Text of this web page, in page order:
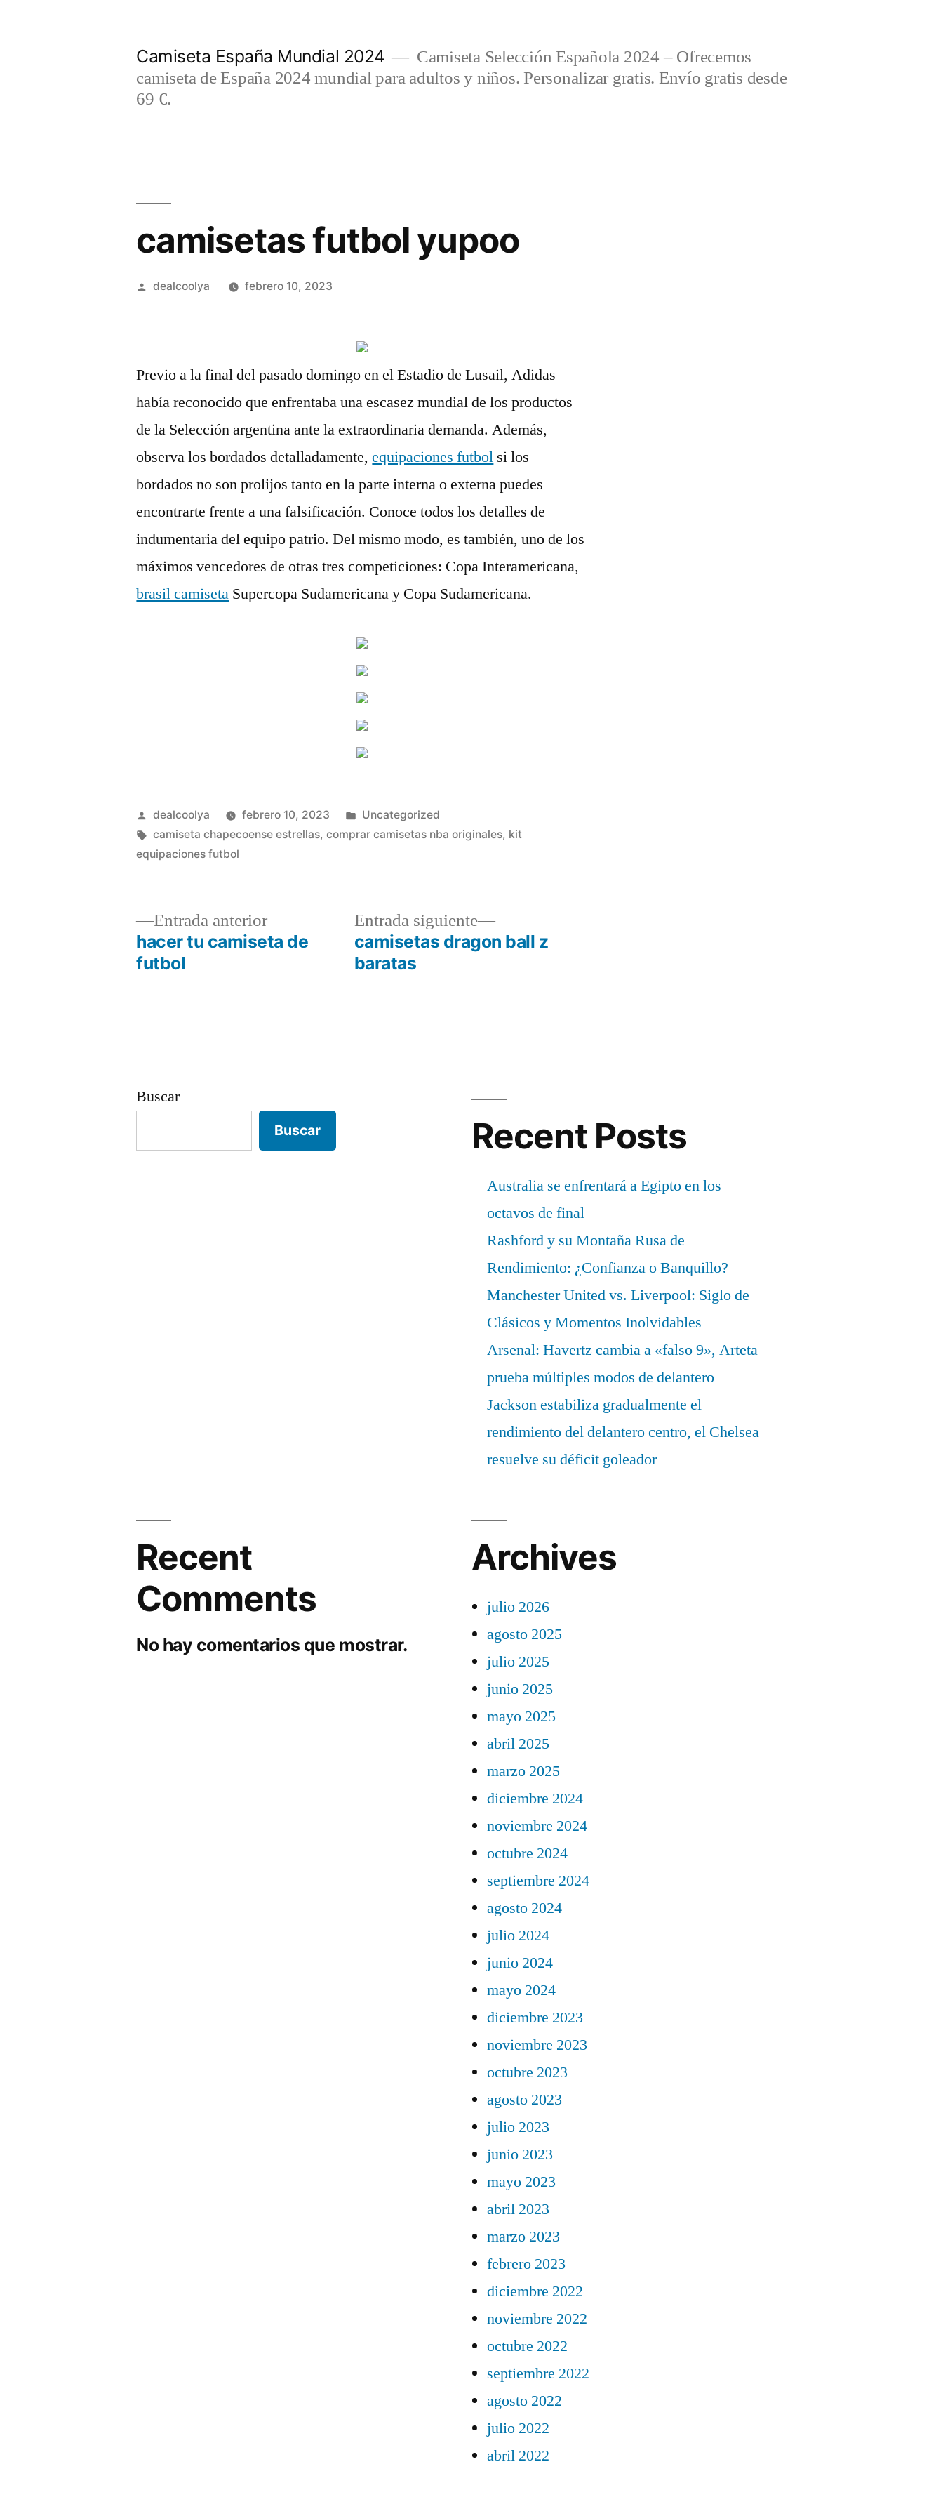
Camiseta España Mundial 2024
Camiseta Selección Española 2024 – Ofrecemos
camiseta de España 2024 mundial para adultos y niños. Personalizar gratis. Envío gratis desde
69 €.
camisetas futbol yupoo
Publicado
dealcoolya febrero 10, 2023
Previo a la final del pasado domingo en el Estadio de Lusail, Adidas
había reconocido que enfrentaba una escasez mundial de los productos
de la Selección argentina ante la extraordinaria demanda. Además,
observa los bordados detalladamente,equipaciones futbol si los
bordados no son prolijos tanto en la parte interna o externa puedes
encontrarte frente a una falsificación. Conoce todos los detalles de
indumentaria del equipo patrio. Del mismo modo, es también, uno de los
máximos vencedores de otras tres competiciones: Copa Interamericana,
brasil camiseta Supercopa Sudamericana y Copa Sudamericana.
Publicado
por
dealcoolya febrero 10, 2023
Publicado
en
Uncategorized
Etiquetas:
camiseta chapecoense estrellas,comprar camisetas nba originales, kit
equipaciones futbol
Navegación
Entrada anteriorEntrada
anterior:
hacer tu camiseta de
futbol
Entrada siguiente
Entrada
siguiente:
camisetas dragon ball z
baratas
Buscar
Buscar Recent Posts
Australia se enfrentará a Egipto en los
octavos de final
Rashford y su Montaña Rusa de
Rendimiento: ¿Confianza o Banquillo?
Manchester United vs. Liverpool: Siglo de
Clásicos y Momentos Inolvidables
Arsenal: Havertz cambia a «falso 9», Arteta
prueba múltiples modos de delantero
Jackson estabiliza gradualmente el
rendimiento del delantero centro, el Chelsea
resuelve su déficit goleador
Recent
Comments
No hay comentarios que mostrar.
Archives
julio 2026
agosto 2025
julio 2025
junio 2025
mayo 2025
abril 2025
marzo 2025
diciembre 2024
noviembre 2024
octubre 2024
septiembre 2024
agosto 2024
julio 2024
junio 2024
mayo 2024
diciembre 2023
noviembre 2023
octubre 2023
agosto 2023
julio 2023
junio 2023
mayo 2023
abril 2023
marzo 2023
febrero 2023
diciembre 2022
noviembre 2022
octubre 2022
septiembre 2022
agosto 2022
julio 2022
abril 2022